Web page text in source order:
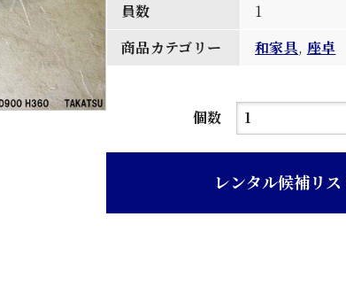
員数
1
商品カテゴリー
和家具, 座卓
個数
呂
レンタル候補リ